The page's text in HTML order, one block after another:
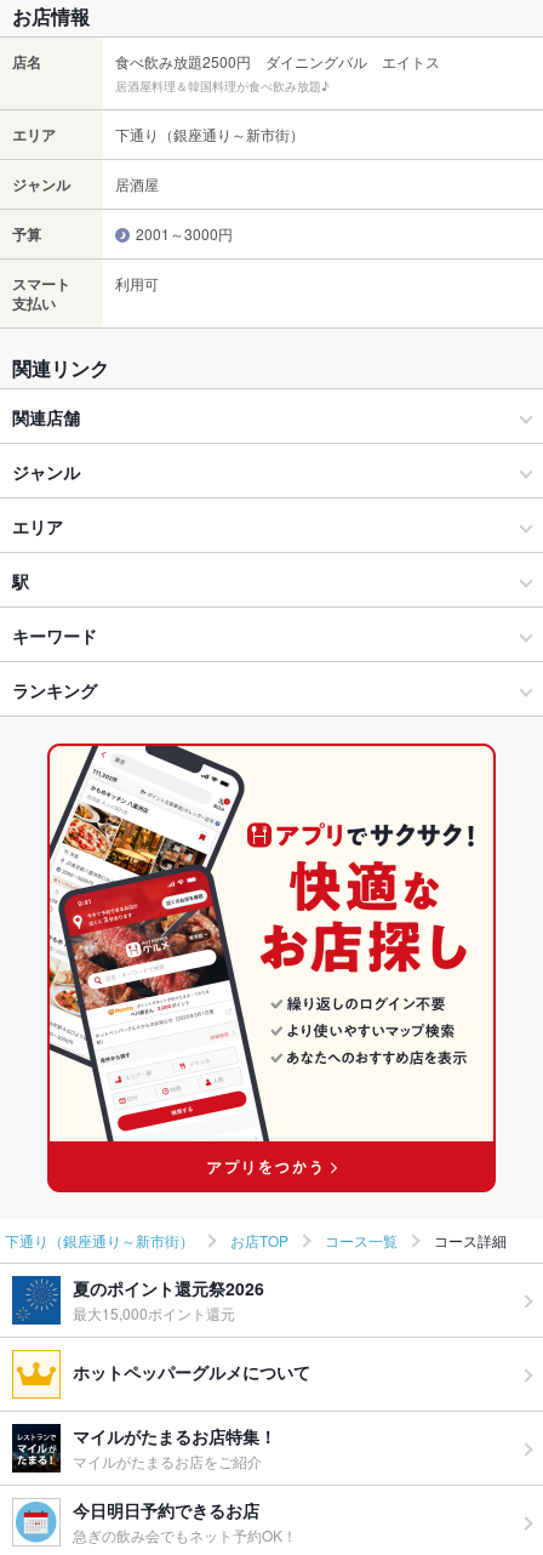
お店情報
店名 食べ飲み放題2500円 ダイニングバル エイトス
居酒屋料理＆韓国料理が食べ飲み放題♪
エリア 下通り（銀座通り～新市街）
ジャンル 居酒屋
予算 2001～3000円
スマート
支払い
利用可
関連リンク
関連店舗
ONECOINBAR JOHNROE
眞心リストランテ R・K・T’s
ジャンル
居酒屋
創作
熊本市(上通り･下通り･新市街) × 居酒屋
熊本市(上通り･下通り･新市街) × 創作
辛島町駅 × 居酒屋
辛島町駅 × 創作
ダイニングバー・バル
和風・創作
熊本市(上通り･下通り･新市街) × ダイニングバー・バル
熊本市(上通り･下通り･新市街) × 和風・創作
辛島町駅 × ダイニングバー・バル
辛島町駅 × 和風・創作
エリア
下通り（銀座通り～新市街）
下通り（銀座通り～新市街） × 居酒屋
下通り（銀座通り～新市街） × 創作
下通り（銀座通り～新市街） × ダイニングバー・バル
下通り（銀座通り～新市街） × 和風・創作
熊本 × 居酒屋
熊本 × 創作
熊本 × ダイニングバー・バル
熊本 × 和風・創作
駅
辛島町駅
熊本城・市役所前駅
花畑町駅
キーワード
からあげ
ランキング
熊本のグルメランキング
熊本の居酒屋ランキング
熊本市(上通り･下通り･新市街)のグルメランキング
熊本市(上通り･下通り･新市街)の居酒屋ランキング
下通り（銀座通り～新市街）のグルメランキング
下通り（銀座通り～新市街）の居酒屋ランキング
下通り（銀座通り～新市街） お店TOP コース一覧 コース詳細
夏のポイント還元祭2026
最大15,000ポイント還元
ホットペッパーグルメについて
マイルがたまるお店特集！
マイルがたまるお店をご紹介
今日明日予約できるお店
急ぎの飲み会でもネット予約OK！